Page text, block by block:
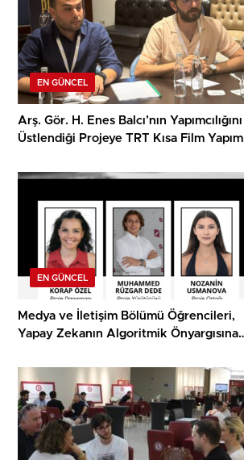
EN GÜNCEL
Arş. Gör. H. Enes Balcı’nın Yapımcılığını
Üstlendiği Projeye TRT Kısa Film Yapım
EN GÜNCEL
Medya ve İletişim Bölümü Öğrencileri,
Yapay Zekanın Algoritmik Önyargısına